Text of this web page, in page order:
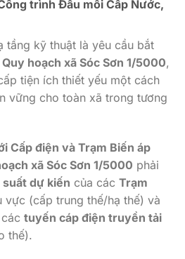
trình Đầu mối Cấp Nước,
tầng kỹ thuật là yêu cầu bắt
Quy hoạch xã Sóc Sơn 1/5000,
tiện ích thiết yếu một cách
vững cho toàn xã trong tương
Cấp điện và Trạm Biến áp
xã Sóc Sơn 1/5000 phải
dự kiến của các Trạm
vực (cấp trung thế/hạ thế) và
tuyến cáp điện truyền tải
thế).